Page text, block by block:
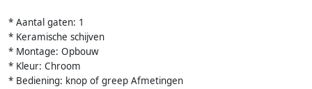
* Aantal gaten: 1
* Keramische schijven
* Montage: Opbouw
* Kleur: Chroom
* Bediening: knop of greep Afmetingen